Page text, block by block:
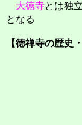
大徳寺とは独
となる
【徳禅寺の歴史